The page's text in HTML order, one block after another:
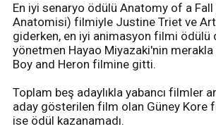
En iyi senaryo ödülü Anatomy of a Fall
Anatomisi) filmiyle Justine Triet ve
giderken, en iyi animasyon filmi ödülü
yönetmen Hayao Miyazaki'nin merakla
Boy and Heron filmine gitti.
Toplam beş adaylıkla yabancı filmler
aday gösterilen film olan Güney Kore
ise ödül kazanamadı.